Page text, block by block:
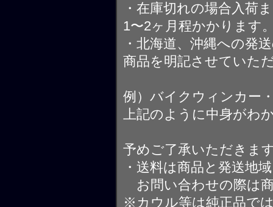
・在庫切れの場合入荷
1〜2ヶ月程かかります
・北海道、沖縄への発
商品を明記させていた
例）バイクウィンカー
上記のように中身がわ
予めご了承いただきま
・送料は商品と発送地
お問い合わせの際は
※カウル等は純正品で